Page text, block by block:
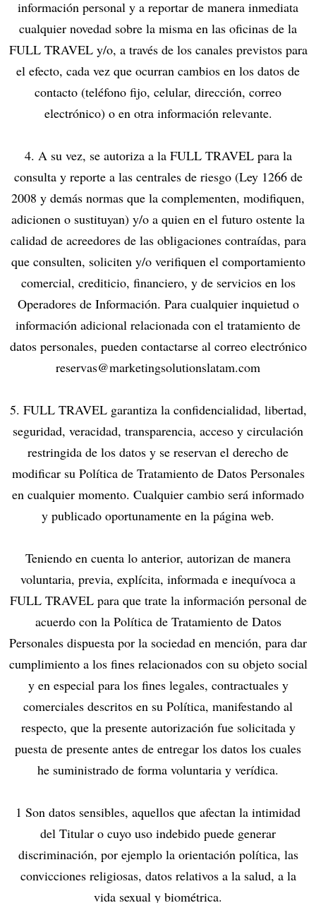
información personal y a reportar de manera inmediata
cualquier novedad sobre la misma en las oficinas de la
FULL TRAVEL y/o, a través de los canales previstos para
el efecto, cada vez que ocurran cambios en los datos de
contacto (teléfono fijo, celular, dirección, correo
electrónico) o en otra información relevante.
4. A su vez, se autoriza a la FULL TRAVEL para la
consulta y reporte a las centrales de riesgo (Ley 1266 de
2008 y demás normas que la complementen, modifiquen,
adicionen o sustituyan) y/o a quien en el futuro ostente la
calidad de acreedores de las obligaciones contraídas, para
que consulten, soliciten y/o verifiquen el comportamiento
comercial, crediticio, financiero, y de servicios en los
Operadores de Información. Para cualquier inquietud o
información adicional relacionada con el tratamiento de
datos personales, pueden contactarse al correo electrónico
reservas@marketingsolutionslatam.com
5. FULL TRAVEL garantiza la confidencialidad, libertad,
seguridad, veracidad, transparencia, acceso y circulación
restringida de los datos y se reservan el derecho de
modificar su Política de Tratamiento de Datos Personales
en cualquier momento. Cualquier cambio será informado
y publicado oportunamente en la página web.
Teniendo en cuenta lo anterior, autorizan de manera
voluntaria, previa, explícita, informada e inequívoca a
FULL TRAVEL para que trate la información personal de
acuerdo con la Política de Tratamiento de Datos
Personales dispuesta por la sociedad en mención, para dar
cumplimiento a los fines relacionados con su objeto social
y en especial para los fines legales, contractuales y
comerciales descritos en su Política, manifestando al
respecto, que la presente autorización fue solicitada y
puesta de presente antes de entregar los datos los cuales
he suministrado de forma voluntaria y verídica.
1 Son datos sensibles, aquellos que afectan la intimidad
del Titular o cuyo uso indebido puede generar
discriminación, por ejemplo la orientación política, las
convicciones religiosas, datos relativos a la salud, a la
vida sexual y biométrica.